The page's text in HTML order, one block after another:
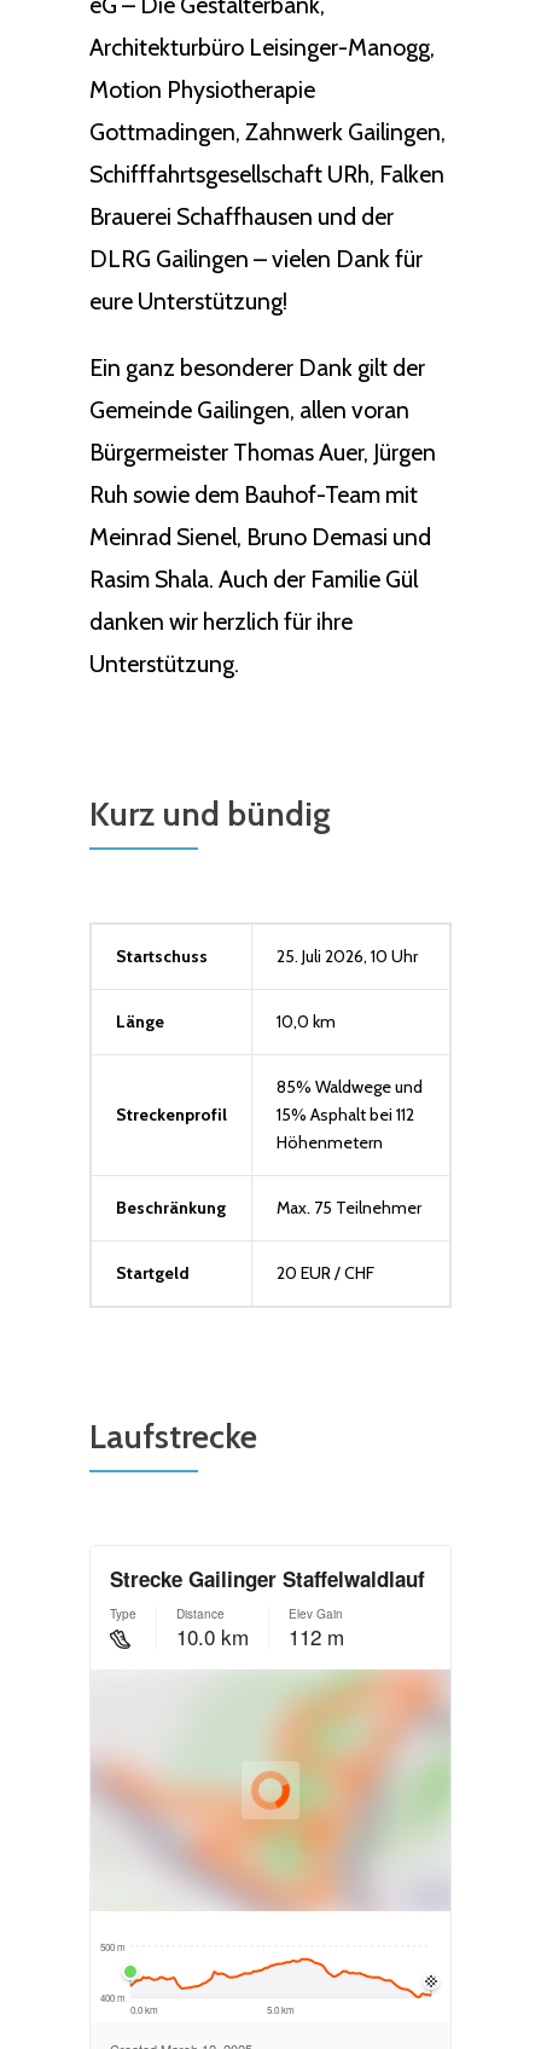
Architekturbüro Leisinger-Manogg,
Motion Physiotherapie
Gottmadingen, Zahnwerk Gailingen,
Schifffahrtsgesellschaft URh, Falken
Brauerei Schaffhausen und der
DLRG Gailingen – vielen Dank für
eure Unterstützung!
Ein ganz besonderer Dank gilt der
Gemeinde Gailingen, allen voran
Bürgermeister Thomas Auer, Jürgen
Ruh sowie dem Bauhof-Team mit
Meinrad Sienel, Bruno Demasi und
Rasim Shala. Auch der Familie Gül
danken wir herzlich für ihre
Unterstützung.
Kurz und bündig
Startschuss 25. Juli 2026, 10 Uhr
Länge 10,0 km
Streckenprofil
85% Waldwege und
15% Asphalt bei 112
Höhenmetern
Beschränkung Max. 75 Teilnehmer
Startgeld 20 EUR / CHF
Laufstrecke